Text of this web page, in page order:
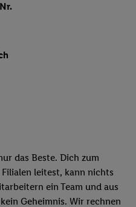
das Beste. Dich zum
leitest, kann nichts
ein Team und aus
Geheimnis. Wir rechnen